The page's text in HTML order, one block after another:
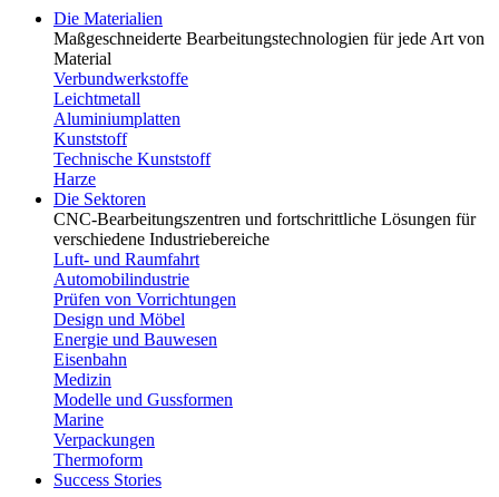
Die Materialien
Maßgeschneiderte Bearbeitungstechnologien für jede Art von
Material
Verbundwerkstoffe
Leichtmetall
Aluminiumplatten
Kunststoff
Technische Kunststoff
Harze
Die Sektoren
CNC-Bearbeitungszentren und fortschrittliche Lösungen für
verschiedene Industriebereiche
Luft- und Raumfahrt
Automobilindustrie
Prüfen von Vorrichtungen
Design und Möbel
Energie und Bauwesen
Eisenbahn
Medizin
Modelle und Gussformen
Marine
Verpackungen
Thermoform
Success Stories